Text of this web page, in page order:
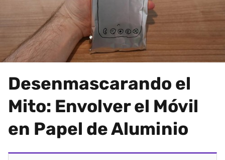
Desenmascarando el
Mito: Envolver el Móvil
en Papel de Aluminio